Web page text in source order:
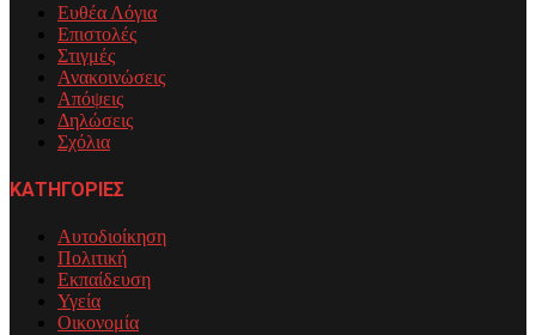
Ευθέα Λόγια
Επιστολές
Στιγμές
Ανακοινώσεις
Απόψεις
Δηλώσεις
Σχόλια
ΚΑΤΗΓΟΡΙΕΣ
Αυτοδιοίκηση
Πολιτική
Εκπαίδευση
Υγεία
Οικονομία